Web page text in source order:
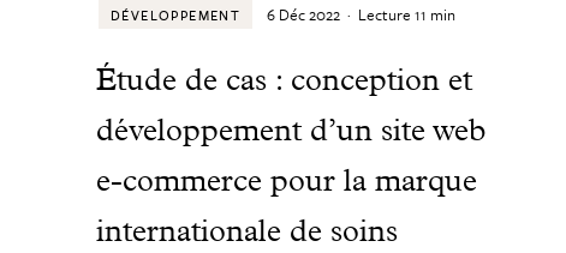
DÉVELOPPEMENT 6 Déc 2022 · Lecture11 min
Étude de cas : conception et
développement d’un site web
e-commerce pour la marque
internationale de soins